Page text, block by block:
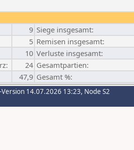
9 Siege insgesamt:
5 Remisen insgesamt:
10 Verluste insgesamt:
24 Gesamtpartien:
47,9 Gesamt %:
Version 14.07.2026 13:23, Node S2